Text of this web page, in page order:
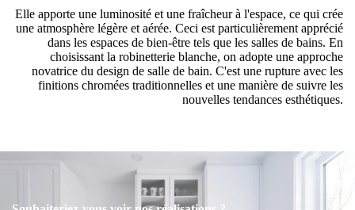
Elle apporte une luminosité et une fraîcheur à l'espace, ce qui crée
une atmosphère légère et aérée. Ceci est particulièrement apprécié
dans les espaces de bien-être tels que les salles de bains. En
choisissant la robinetterie blanche, on adopte une approche
novatrice du design de salle de bain. C'est une rupture avec les
finitions chromées traditionnelles et une manière de suivre les
nouvelles tendances esthétiques.